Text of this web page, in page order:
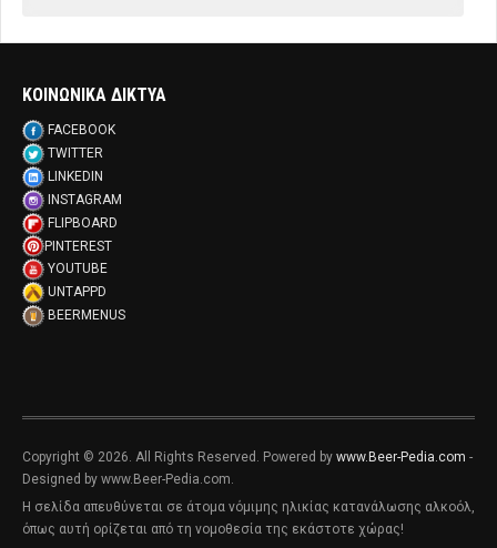
ΚΟΙΝΩΝΙΚΑ ΔΙΚΤΥΑ
FACEBOOK
TWITTER
LINKEDIN
INSTAGRAM
FLIPBOARD
PINTEREST
YOUTUBE
UNTAPPD
BEERMENUS
Copyright © 2026. All Rights Reserved. Powered by www.Beer-Pedia.com -
Designed by www.Beer-Pedia.com.
Η σελίδα απευθύνεται σε άτομα νόμιμης ηλικίας κατανάλωσης αλκοόλ,
όπως αυτή ορίζεται από τη νομοθεσία της εκάστοτε χώρας!